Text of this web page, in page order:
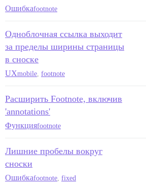
Ошибкаfootnote
Одноблочная ссылка выходит
за пределы ширины страницы
в сноске
UXmobile footnote
Расширить Footnote, включив
'annotations'
Функцияfootnote
Лишние пробелы вокруг
сноски
Ошибкаfootnote fixed